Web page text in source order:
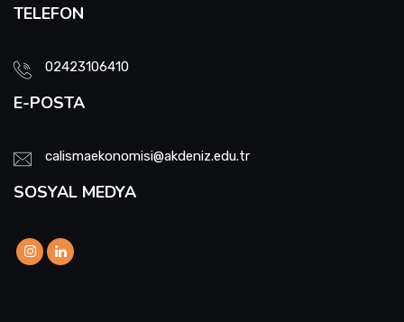
TELEFON
02423106410
E-POSTA
calismaekonomisi@akdeniz.edu.tr
SOSYAL MEDYA